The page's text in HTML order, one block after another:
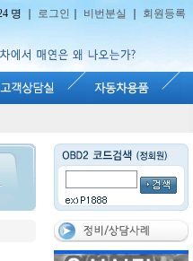
명 ｜ 로그인 비번분실 회원등록